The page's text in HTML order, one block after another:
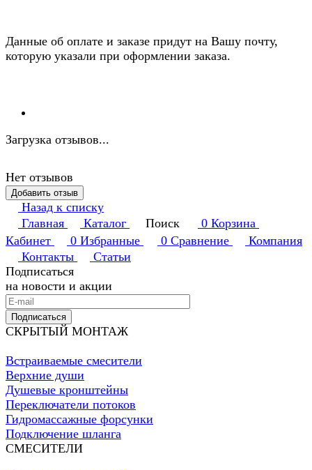
Данные об оплате и заказе придут на Вашу почту,
которую указали при оформлении заказа.
Загрузка отзывов...
Нет отзывов
Добавить отзыв
Назад к списку
Главная
Каталог Поиск 0 Корзина
Кабинет
0 Избранные 0 Сравнение
Компания
Контакты
Статьи
Подписаться
на новости и акции
Подписаться
СКРЫТЫЙ МОНТАЖ
Встраиваемые смесители
Верхние души
Душевые кронштейны
Переключатели потоков
Гидромассажные форсунки
Подключение шланга
СМЕСИТЕЛИ